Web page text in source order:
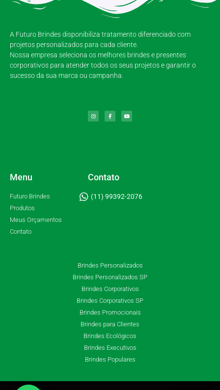
A Futuro Brindes disponibiliza tratamento diferenciado com
projetos personalizados para cada cliente.
Nossa empresa seleciona os melhores brindes e presentes
corporativos para atender todos os seus projetos e garantir o
sucesso da sua marca ou campanha.
Menu
Futuro Brindes
Produtos
Meus Orçamentos
Contato
Contato
(11) 99392-2076
Brindes Personalizados
Brindes Personalizados SP
Brindes Corporativos
Brindes Corporativos SP
Brindes Promocionais
Brindes para Clientes
Brindes Ecológicos
Brindes Executivos
Brindes Populares